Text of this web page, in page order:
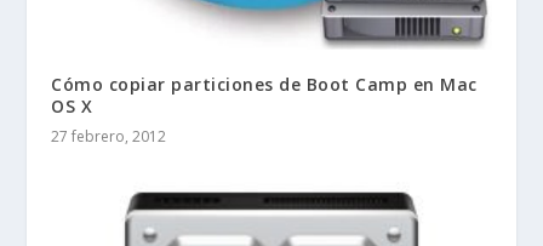
Cómo copiar particiones de Boot Camp en Mac
OS X
27 febrero, 2012